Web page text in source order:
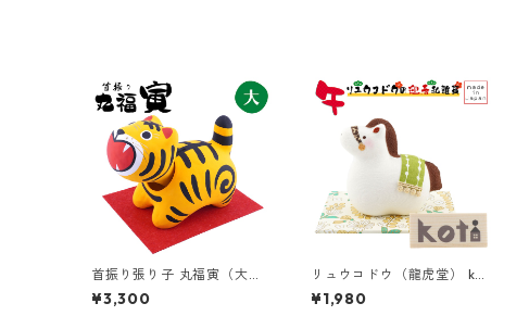
首振り張り子 丸福寅（大）
和雑貨/張子の虎/魔除けの
縁起物/民芸品/紙人形/一千
¥3,300
リュウコドウ（龍虎堂） kot
i（コティ） 福午 R-51 和雑
貨/お正月/干支/午年/令和8
¥1,980